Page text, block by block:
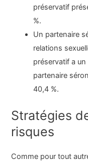
préservatif
%.
Un partenaire
relations
préservatif a
partenaire
40,4 %.
Stratégies
risques
Comme pour tout